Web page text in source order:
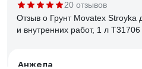
20 отзывов
Отзыв о Грунт Movatex Stroyka
и внутренних работ, 1 л Т31706
Анжела